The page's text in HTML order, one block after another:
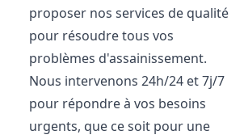
proposer nos services de qualité
pour résoudre tous vos
problèmes d'assainissement.
Nous intervenons 24h/24 et 7j/7
pour répondre à vos besoins
urgents, que ce soit pour une